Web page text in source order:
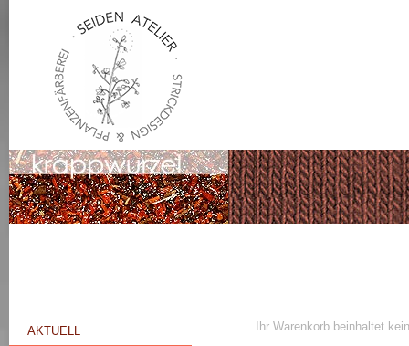
AKTUELL
Ihr Warenkorb beinhaltet